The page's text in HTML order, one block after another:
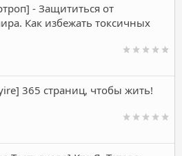
- Защититься от
Как избежать токсичных
365 страниц, чтобы жить!